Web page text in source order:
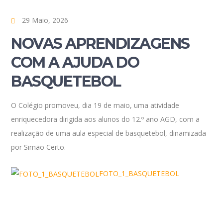
29 Maio, 2026
NOVAS APRENDIZAGENS
COM A AJUDA DO
BASQUETEBOL
O Colégio promoveu, dia 19 de maio, uma atividade
enriquecedora dirigida aos alunos do 12.º ano AGD, com a
realização de uma aula especial de basquetebol, dinamizada
por Simão Certo.
FOTO_1_BASQUETEBOL